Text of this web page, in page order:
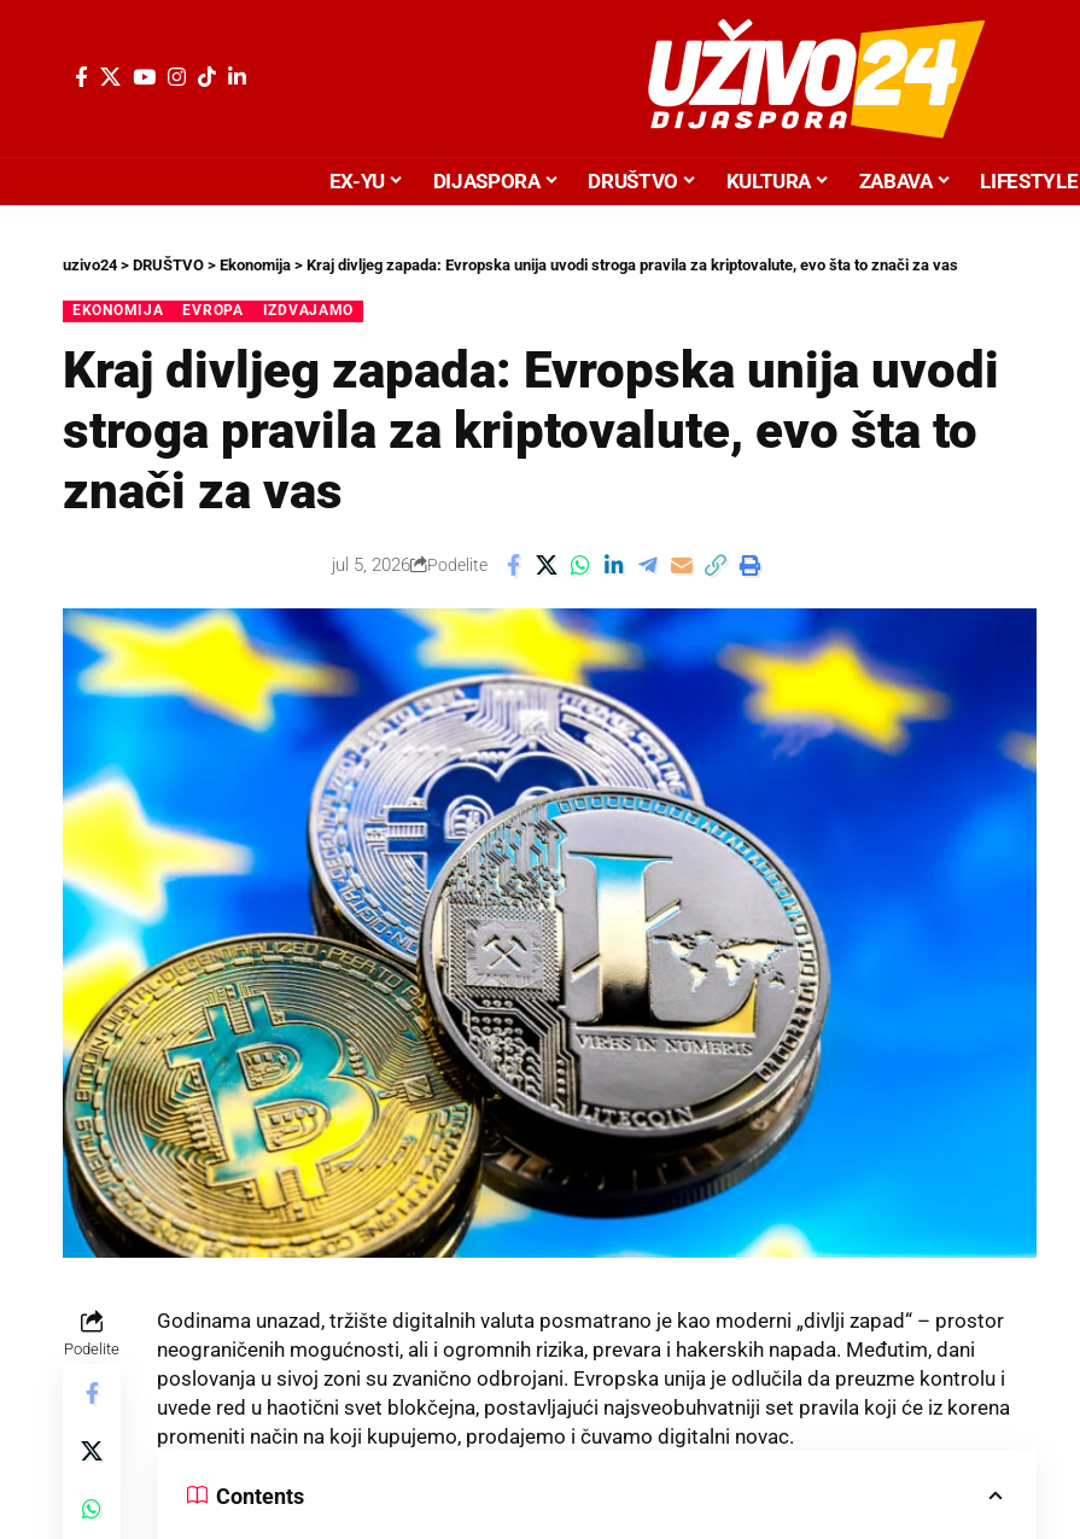
EX-YU DIJASPORA DRUŠTVO KULTURA ZABAVA LIFESTYLE
uzivo24> DRUŠTVO > Ekonomija > Kraj divljeg zapada: Evropska unija uvodi stroga pravila za kriptovalute, evo šta to znači za vas
EKONOMIJA EVROPA IZDVAJAMO
Kraj divljeg zapada: Evropska unija uvodi
stroga pravila za kriptovalute, evo šta to
znači za vas
jul 5, 2026 Podelite
Podelite
Godinama unazad, tržište digitalnih valuta posmatrano je kao moderni „divlji zapad“ – prostor
neograničenih mogućnosti, ali i ogromnih rizika, prevara i hakerskih napada. Međutim, dani
poslovanja u sivoj zoni su zvanično odbrojani. Evropska unija je odlučila da preuzme kontrolu i
uvede red u haotični svet blokčejna, postavljajući najsveobuhvatniji set pravila koji će iz korena
promeniti način na koji kupujemo, prodajemo i čuvamo digitalni novac.
Contents